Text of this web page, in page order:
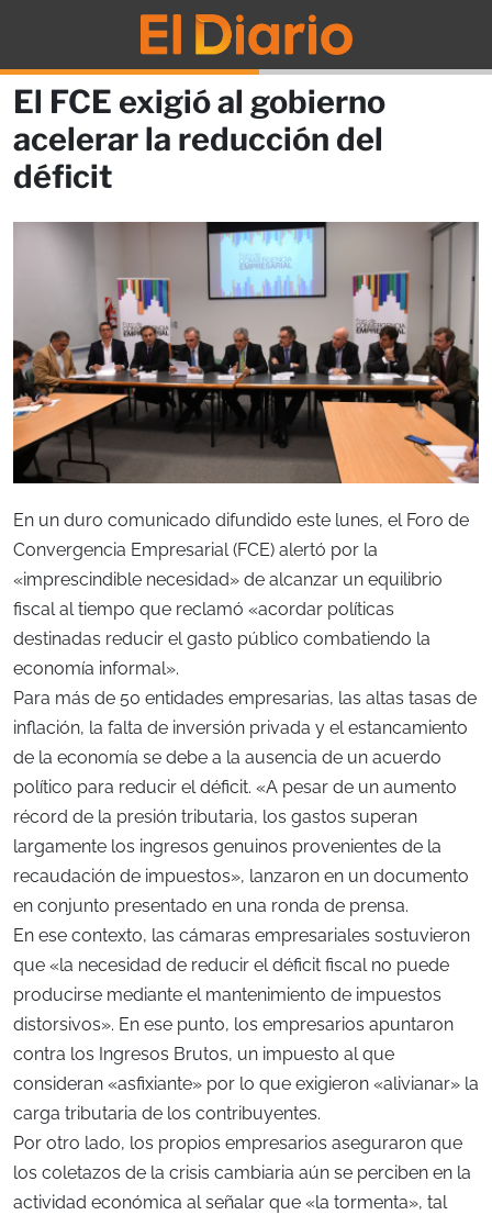
El FCE exigió al gobierno
acelerar la reducción del
déficit
En un duro comunicado difundido este lunes, el Foro de
Convergencia Empresarial (FCE) alertó por la
«imprescindible necesidad» de alcanzar un equilibrio
fiscal al tiempo que reclamó «acordar políticas
destinadas reducir el gasto público combatiendo la
economía informal».
Para más de 50 entidades empresarias, las altas tasas de
inflación, la falta de inversión privada y el estancamiento
de la economía se debe a la ausencia de un acuerdo
político para reducir el déficit. «A pesar de un aumento
récord de la presión tributaria, los gastos superan
largamente los ingresos genuinos provenientes de la
recaudación de impuestos», lanzaron en un documento
en conjunto presentado en una ronda de prensa.
En ese contexto, las cámaras empresariales sostuvieron
que «la necesidad de reducir el déficit fiscal no puede
producirse mediante el mantenimiento de impuestos
distorsivos». En ese punto, los empresarios apuntaron
contra los Ingresos Brutos, un impuesto al que
consideran «asfixiante» por lo que exigieron «alivianar» la
carga tributaria de los contribuyentes.
Por otro lado, los propios empresarios aseguraron que
los coletazos de la crisis cambiaria aún se perciben en la
actividad económica al señalar que «la tormenta», tal